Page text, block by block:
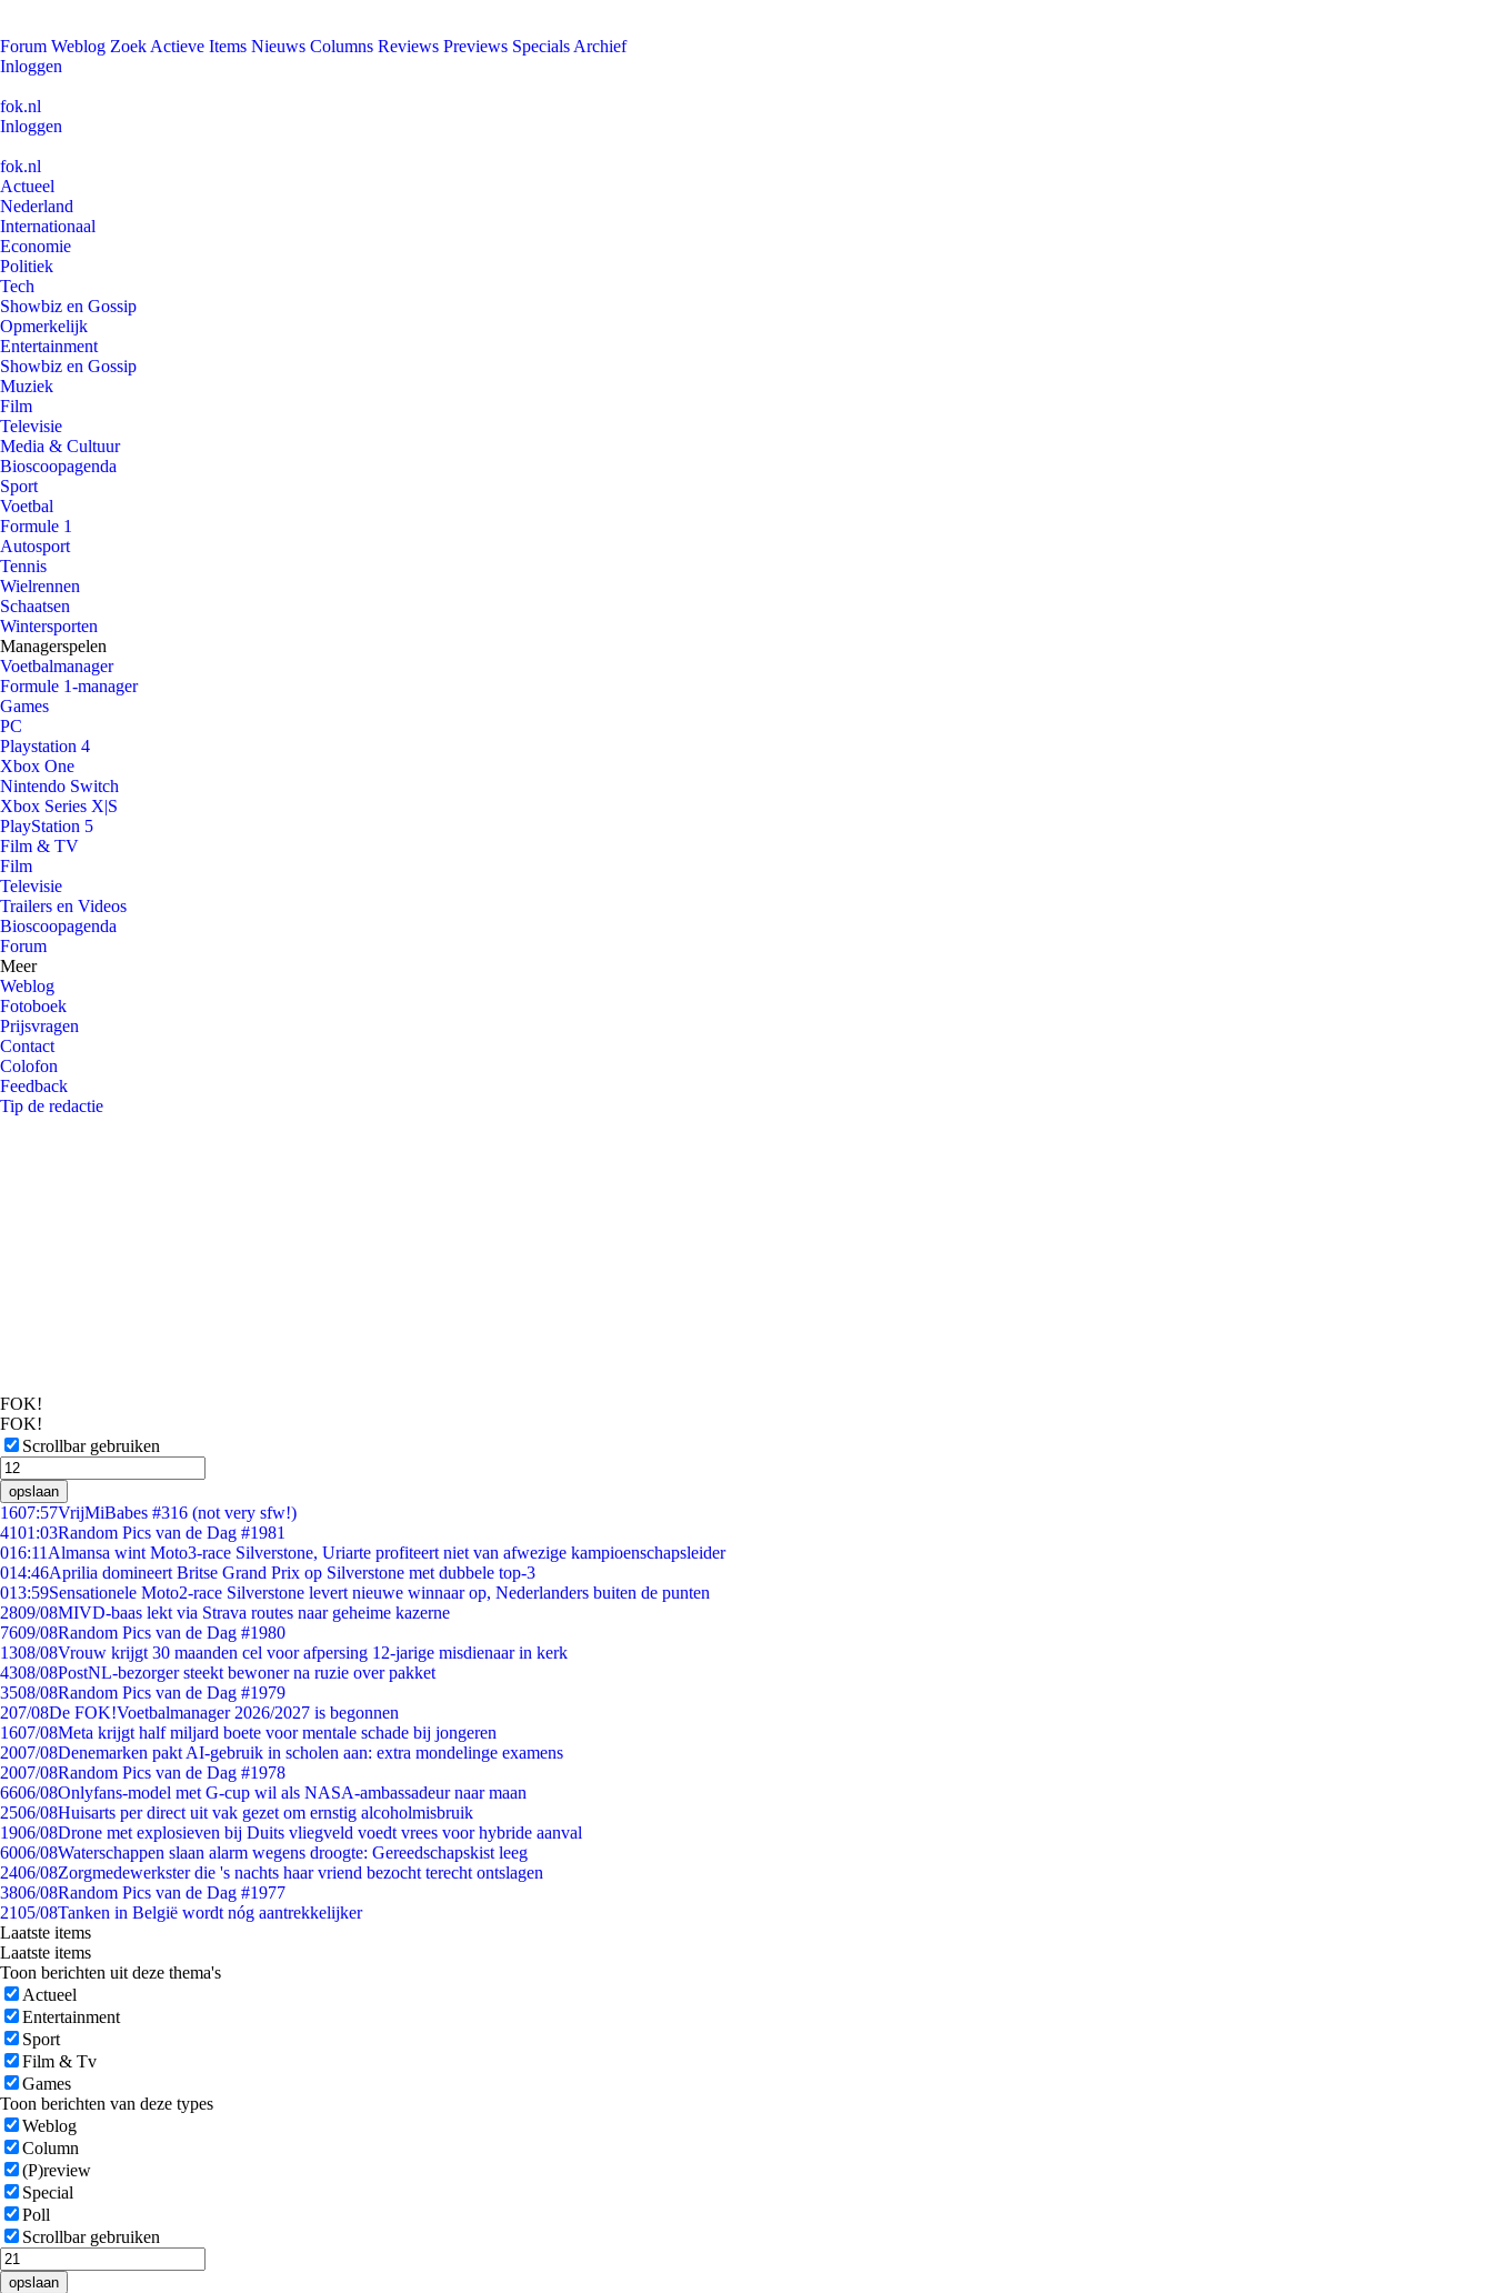
Forum Weblog Zoek Actieve Items Nieuws Columns Reviews Previews Specials Archief
Inloggen
fok.nl
Inloggen
fok.nl
Actueel
Nederland
Internationaal
Economie
Politiek
Tech
Showbiz en Gossip
Opmerkelijk
Entertainment
Showbiz en Gossip
Muziek
Film
Televisie
Media & Cultuur
Bioscoopagenda
Sport
Voetbal
Formule 1
Autosport
Tennis
Wielrennen
Schaatsen
Wintersporten
Managerspelen
Voetbalmanager
Formule 1-manager
Games
PC
Playstation 4
Xbox One
Nintendo Switch
Xbox Series X|S
PlayStation 5
Film & TV
Film
Televisie
Trailers en Videos
Bioscoopagenda
Forum
Meer
Weblog
Fotoboek
Prijsvragen
Contact
Colofon
Feedback
Tip de redactie
FOK!
FOK!
Scrollbar gebruiken
opslaan
1607:57VrijMiBabes #316 (not very sfw!)
4101:03Random Pics van de Dag #1981
016:11 Almansa wint Moto3-race Silverstone, Uriarte profiteert niet van afwezige kampioenschapsleider
014:46Aprilia domineert Britse Grand Prix op Silverstone met dubbele top-3
013:59Sensationele Moto2-race Silverstone levert nieuwe winnaar op, Nederlanders buiten de punten
2809/08MIVD-baas lekt via Strava routes naar geheime kazerne
7609/08Random Pics van de Dag #1980
1308/08Vrouw krijgt 30 maanden cel voor afpersing 12-jarige misdienaar in kerk
4308/08PostNL-bezorger steekt bewoner na ruzie over pakket
3508/08Random Pics van de Dag #1979
207/08De FOK!Voetbalmanager 2026/2027 is begonnen
1607/08Meta krijgt half miljard boete voor mentale schade bij jongeren
2007/08Denemarken pakt AI-gebruik in scholen aan: extra mondelinge examens
2007/08Random Pics van de Dag #1978
6606/08Onlyfans-model met G-cup wil als NASA-ambassadeur naar maan
2506/08Huisarts per direct uit vak gezet om ernstig alcoholmisbruik
1906/08Drone met explosieven bij Duits vliegveld voedt vrees voor hybride aanval
6006/08Waterschappen slaan alarm wegens droogte: Gereedschapskist leeg
2406/08Zorgmedewerkster die 's nachts haar vriend bezocht terecht ontslagen
3806/08Random Pics van de Dag #1977
2105/08Tanken in België wordt nóg aantrekkelijker
Laatste items
Laatste items
Toon berichten uit deze thema's
Actueel
Entertainment
Sport
Film & Tv
Games
Toon berichten van deze types
Weblog
Column
(P)review
Special
Poll
Scrollbar gebruiken
opslaan